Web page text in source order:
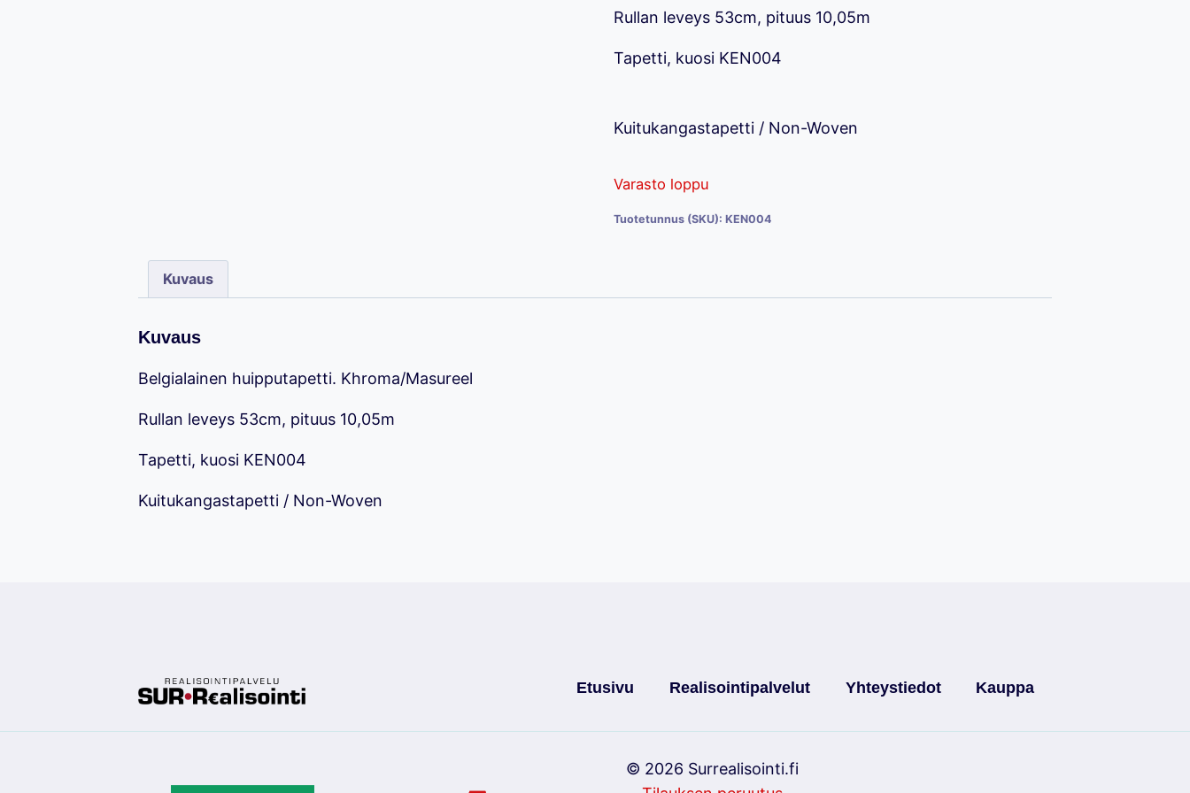
45,00 €. 24,90 €.
Rullan leveys 53cm, pituus 10,05m
Tapetti, kuosi KEN004
Kuitukangastapetti / Non-Woven
Varasto loppu
Tuotetunnus (SKU): KEN004
Kuvaus
Kuvaus
Belgialainen huipputapetti. Khroma/Masureel
Rullan leveys 53cm, pituus 10,05m
Tapetti, kuosi KEN004
Kuitukangastapetti / Non-Woven
Etusivu Realisointipalvelut Yhteystiedot Kauppa
© 2026 Surrealisointi.fi